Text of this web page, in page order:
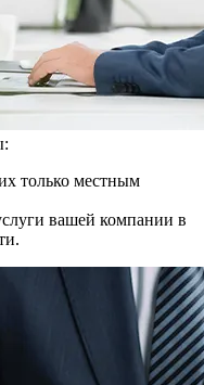
только местным
вашей компании в